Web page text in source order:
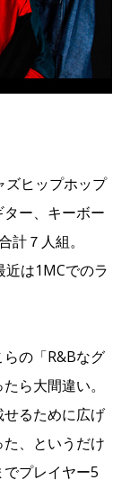
ズヒップホップ
ー、キーボー
計７人組。
は1MCでのラ
の「R&Bなグ
ら大間違い。
るために広げ
、というだけ
プレイヤー5